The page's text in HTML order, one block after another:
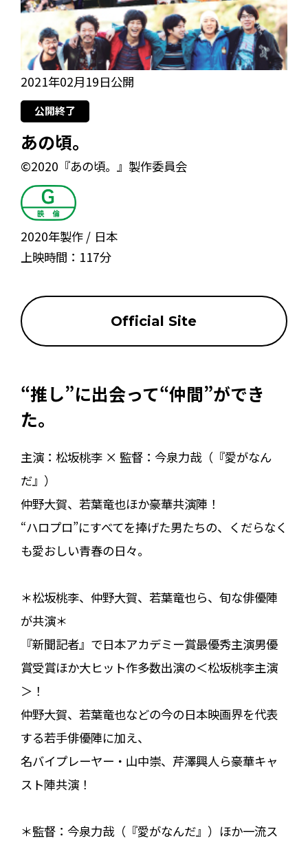
2021年02月19日公開
公開終了
あの頃。
©2020『あの頃。』製作委員会
2020年製作
日本
上映時間： 117分
Official Site
“推し”に出会って“仲間”ができ
た。
主演：松坂桃李 × 監督：今泉力哉（『愛がなん
だ』）
仲野大賀、若葉竜也ほか豪華共演陣！
“ハロプロ”にすべてを捧げた男たちの、くだらなく
も愛おしい青春の日々。
＊松坂桃李、仲野大賀、若葉竜也ら、旬な俳優陣
が共演＊
『新聞記者』で日本アカデミー賞最優秀主演男優
賞受賞ほか大ヒット作多数出演の＜松坂桃李主演
＞！
仲野大賀、若葉竜也などの今の日本映画界を代表
する若手俳優陣に加え、
名バイプレーヤー・山中崇、芹澤興人ら豪華キャ
スト陣共演！
＊監督：今泉力哉（『愛がなんだ』）ほか一流ス